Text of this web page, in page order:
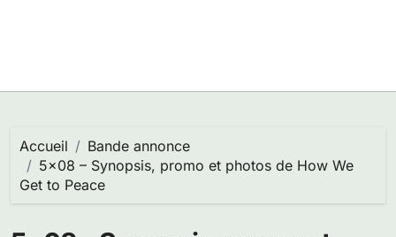
Accueil
Bande annonce
5×08 – Synopsis, promo et photos de How We
Get to Peace